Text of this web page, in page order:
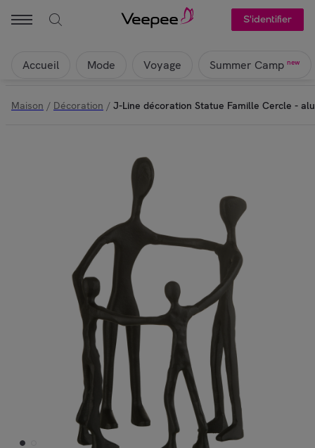
S'identifier
Accueil Mode Voyage Summer Camp new
Maison / Décoration / J-Line décoration Statue Famille Cercle -